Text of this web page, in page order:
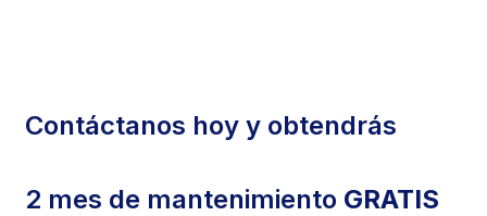
Contáctanos hoy y obtendrás
2 mes de mantenimiento GRATIS